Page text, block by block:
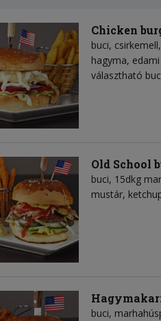
Chicken
buci,
hagyma,
választható
Old School
buci, 15dkg
mustár,
buci,